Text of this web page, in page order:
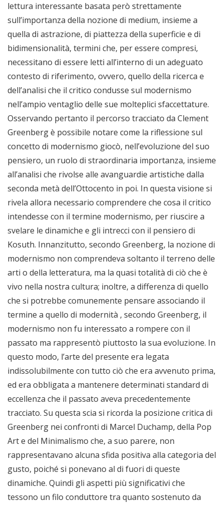
lettura interessante basata però strettamente
sull’importanza della nozione di medium, insieme a
quella di astrazione, di piattezza della superficie e di
bidimensionalità, termini che, per essere compresi,
necessitano di essere letti all’interno di un adeguato
contesto di riferimento, ovvero, quello della ricerca e
dell’analisi che il critico condusse sul modernismo
nell’ampio ventaglio delle sue molteplici sfaccettature.
Osservando pertanto il percorso tracciato da Clement
Greenberg è possibile notare come la riflessione sul
concetto di modernismo giocò, nell’evoluzione del suo
pensiero, un ruolo di straordinaria importanza, insieme
all’analisi che rivolse alle avanguardie artistiche dalla
seconda metà dell’Ottocento in poi. In questa visione si
rivela allora necessario comprendere che cosa il critico
intendesse con il termine modernismo, per riuscire a
svelare le dinamiche e gli intrecci con il pensiero di
Kosuth. Innanzitutto, secondo Greenberg, la nozione di
modernismo non comprendeva soltanto il terreno delle
arti o della letteratura, ma la quasi totalità di ciò che è
vivo nella nostra cultura; inoltre, a differenza di quello
che si potrebbe comunemente pensare associando il
termine a quello di modernità , secondo Greenberg, il
modernismo non fu interessato a rompere con il
passato ma rappresentò piuttosto la sua evoluzione. In
questo modo, l’arte del presente era legata
indissolubilmente con tutto ciò che era avvenuto prima,
ed era obbligata a mantenere determinati standard di
eccellenza che il passato aveva precedentemente
tracciato. Su questa scia si ricorda la posizione critica di
Greenberg nei confronti di Marcel Duchamp, della Pop
Art e del Minimalismo che, a suo parere, non
rappresentavano alcuna sfida positiva alla categoria del
gusto, poiché si ponevano al di fuori di queste
dinamiche. Quindi gli aspetti più significativi che
tessono un filo conduttore tra quanto sostenuto da